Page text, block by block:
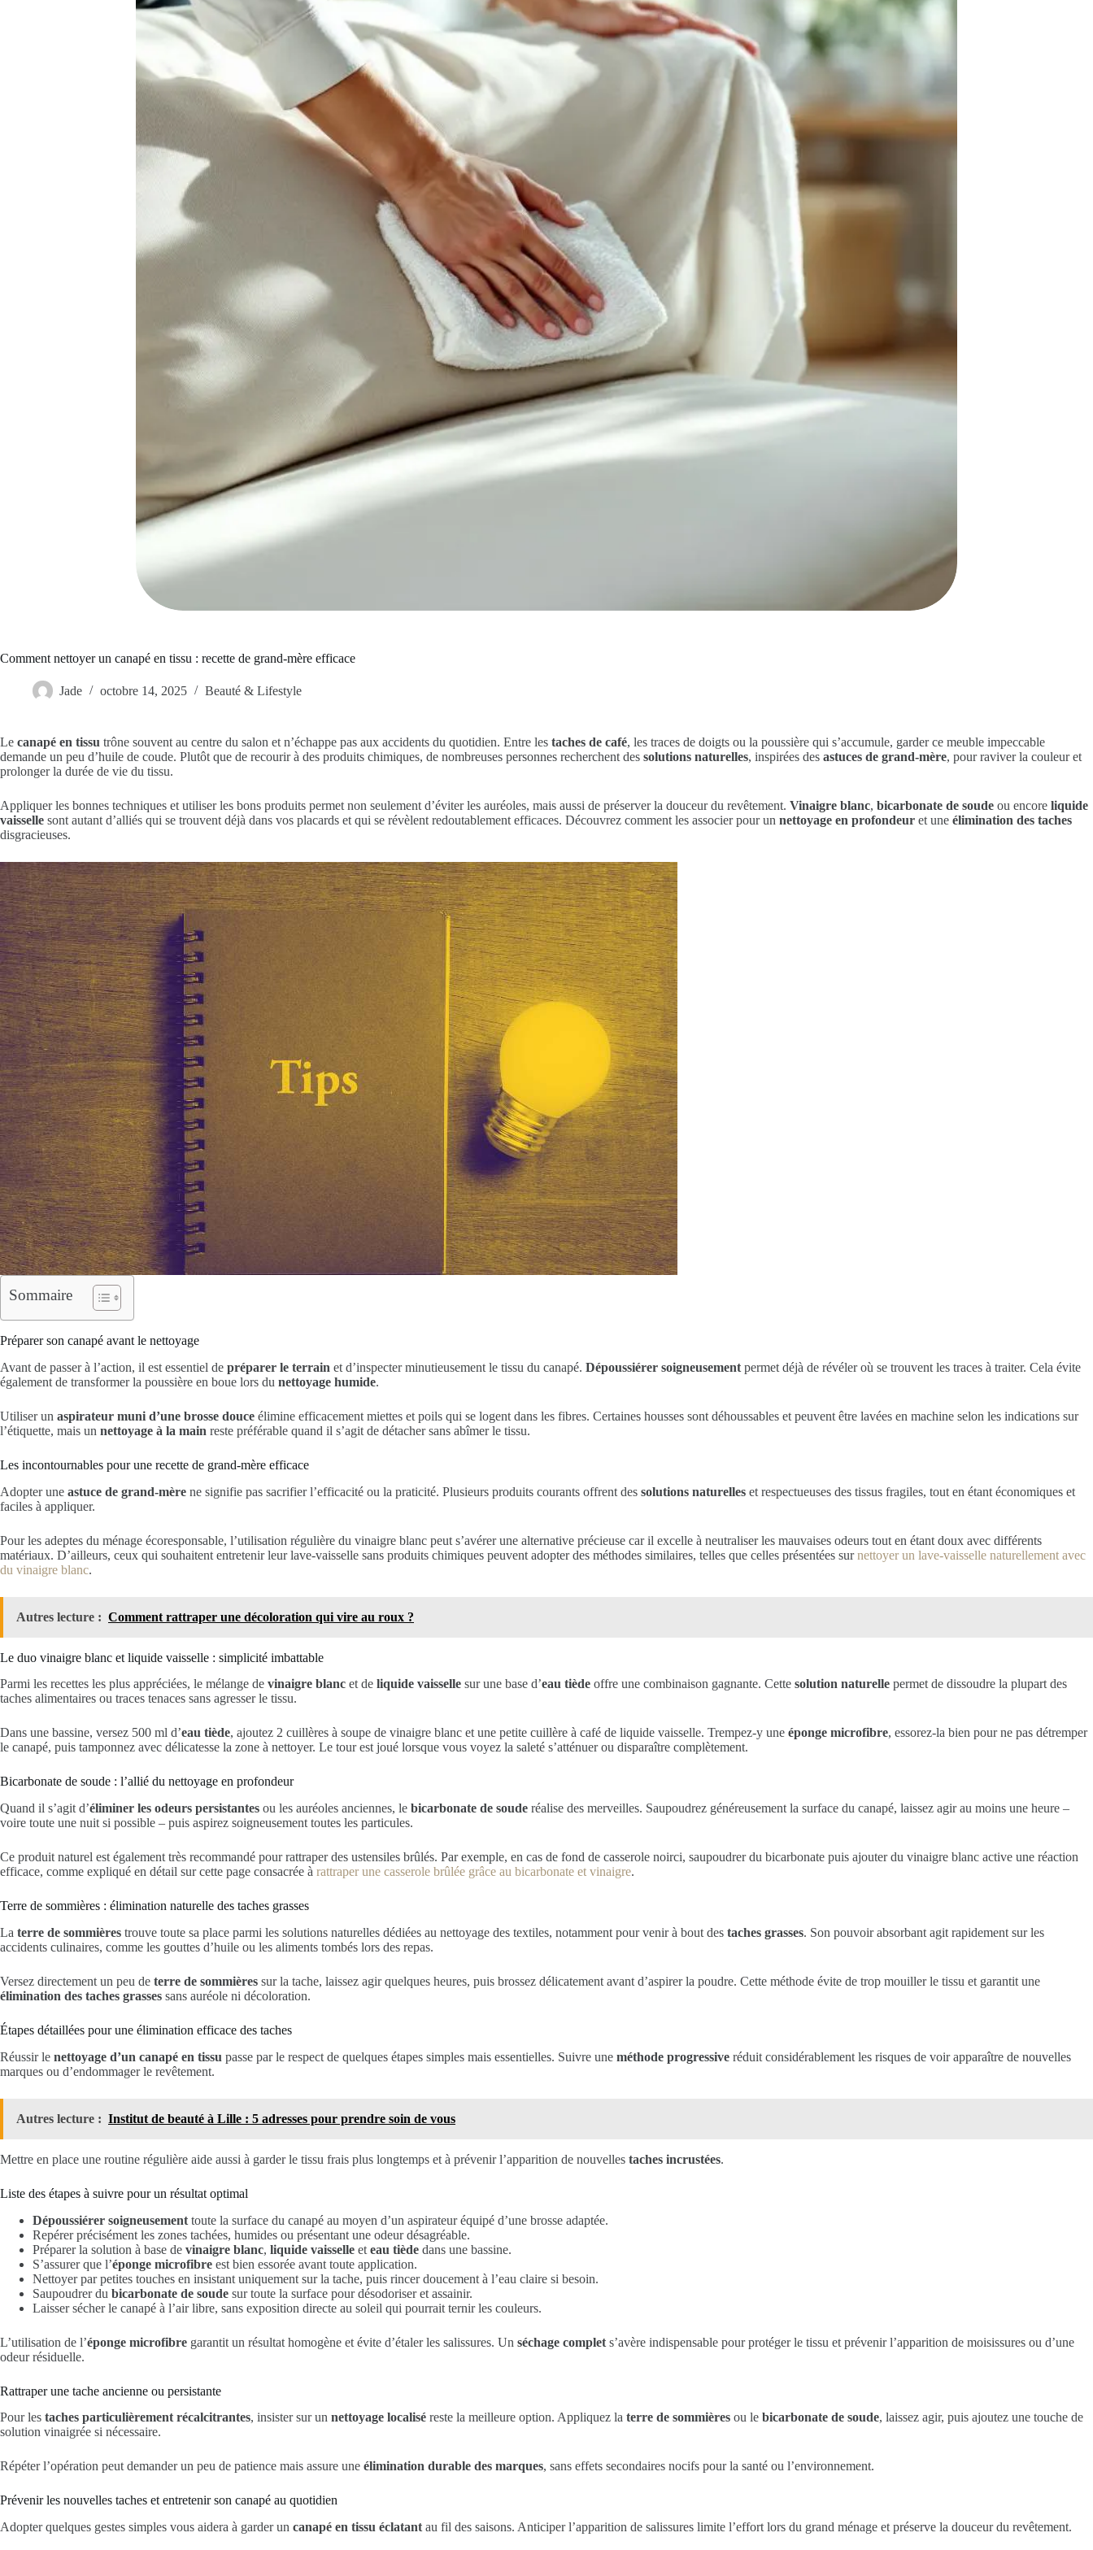
Comment nettoyer un canapé en tissu : recette de grand-mère efficace
Jade octobre 14, 2025 Beauté & Lifestyle
Le canapé en tissu trône souvent au centre du salon et n’échappe pas aux accidents du quotidien. Entre les taches de café, les traces de doigts ou la poussière qui s’accumule, garder ce meuble impeccable
demande un peu d’huile de coude. Plutôt que de recourir à des produits chimiques, de nombreuses personnes recherchent des solutions naturelles, inspirées des astuces de grand-mère, pour raviver la couleur et
prolonger la durée de vie du tissu.
Appliquer les bonnes techniques et utiliser les bons produits permet non seulement d’éviter les auréoles, mais aussi de préserver la douceur du revêtement. Vinaigre blanc, bicarbonate de soude ou encore liquide
vaisselle sont autant d’alliés qui se trouvent déjà dans vos placards et qui se révèlent redoutablement efficaces. Découvrez comment les associer pour un nettoyage en profondeur et une élimination des taches
disgracieuses.
Sommaire
Préparer son canapé avant le nettoyage
Avant de passer à l’action, il est essentiel de préparer le terrain et d’inspecter minutieusement le tissu du canapé. Dépoussiérer soigneusement permet déjà de révéler où se trouvent les traces à traiter. Cela évite
également de transformer la poussière en boue lors du nettoyage humide.
Utiliser un aspirateur muni d’une brosse douce élimine efficacement miettes et poils qui se logent dans les fibres. Certaines housses sont déhoussables et peuvent être lavées en machine selon les indications sur
l’étiquette, mais un nettoyage à la main reste préférable quand il s’agit de détacher sans abîmer le tissu.
Les incontournables pour une recette de grand-mère efficace
Adopter une astuce de grand-mère ne signifie pas sacrifier l’efficacité ou la praticité. Plusieurs produits courants offrent des solutions naturelles et respectueuses des tissus fragiles, tout en étant économiques et
faciles à appliquer.
Pour les adeptes du ménage écoresponsable, l’utilisation régulière du vinaigre blanc peut s’avérer une alternative précieuse car il excelle à neutraliser les mauvaises odeurs tout en étant doux avec différents
matériaux. D’ailleurs, ceux qui souhaitent entretenir leur lave-vaisselle sans produits chimiques peuvent adopter des méthodes similaires, telles que celles présentées surnettoyer un lave-vaisselle naturellement avec
du vinaigre blanc.
Autres lecture : Comment rattraper une décoloration qui vire au roux ?
Le duo vinaigre blanc et liquide vaisselle : simplicité imbattable
Parmi les recettes les plus appréciées, le mélange de vinaigre blanc et de liquide vaisselle sur une base d’eau tiède offre une combinaison gagnante. Cette solution naturelle permet de dissoudre la plupart des
taches alimentaires ou traces tenaces sans agresser le tissu.
Dans une bassine, versez 500 ml d’eau tiède, ajoutez 2 cuillères à soupe de vinaigre blanc et une petite cuillère à café de liquide vaisselle. Trempez-y une éponge microfibre, essorez-la bien pour ne pas détremper
le canapé, puis tamponnez avec délicatesse la zone à nettoyer. Le tour est joué lorsque vous voyez la saleté s’atténuer ou disparaître complètement.
Bicarbonate de soude : l’allié du nettoyage en profondeur
Quand il s’agit d’éliminer les odeurs persistantes ou les auréoles anciennes, le bicarbonate de soude réalise des merveilles. Saupoudrez généreusement la surface du canapé, laissez agir au moins une heure –
voire toute une nuit si possible – puis aspirez soigneusement toutes les particules.
Ce produit naturel est également très recommandé pour rattraper des ustensiles brûlés. Par exemple, en cas de fond de casserole noirci, saupoudrer du bicarbonate puis ajouter du vinaigre blanc active une réaction
efficace, comme expliqué en détail sur cette page consacrée à rattraper une casserole brûlée grâce au bicarbonate et vinaigre.
Terre de sommières : élimination naturelle des taches grasses
La terre de sommières trouve toute sa place parmi les solutions naturelles dédiées au nettoyage des textiles, notamment pour venir à bout des taches grasses. Son pouvoir absorbant agit rapidement sur les
accidents culinaires, comme les gouttes d’huile ou les aliments tombés lors des repas.
Versez directement un peu de terre de sommières sur la tache, laissez agir quelques heures, puis brossez délicatement avant d’aspirer la poudre. Cette méthode évite de trop mouiller le tissu et garantit une
élimination des taches grasses sans auréole ni décoloration.
Étapes détaillées pour une élimination efficace des taches
Réussir le nettoyage d’un canapé en tissu passe par le respect de quelques étapes simples mais essentielles. Suivre une méthode progressive réduit considérablement les risques de voir apparaître de nouvelles
marques ou d’endommager le revêtement.
Autres lecture : Institut de beauté à Lille : 5 adresses pour prendre soin de vous
Mettre en place une routine régulière aide aussi à garder le tissu frais plus longtemps et à prévenir l’apparition de nouvelles taches incrustées.
Liste des étapes à suivre pour un résultat optimal
Dépoussiérer soigneusement toute la surface du canapé au moyen d’un aspirateur équipé d’une brosse adaptée.
Repérer précisément les zones tachées, humides ou présentant une odeur désagréable.
Préparer la solution à base de vinaigre blanc, liquide vaisselle et eau tiède dans une bassine.
S’assurer que l’éponge microfibre est bien essorée avant toute application.
Nettoyer par petites touches en insistant uniquement sur la tache, puis rincer doucement à l’eau claire si besoin.
Saupoudrer du bicarbonate de soude sur toute la surface pour désodoriser et assainir.
Laisser sécher le canapé à l’air libre, sans exposition directe au soleil qui pourrait ternir les couleurs.
L’utilisation de l’éponge microfibre garantit un résultat homogène et évite d’étaler les salissures. Un séchage complet s’avère indispensable pour protéger le tissu et prévenir l’apparition de moisissures ou d’une
odeur résiduelle.
Rattraper une tache ancienne ou persistante
Pour les taches particulièrement récalcitrantes, insister sur un nettoyage localisé reste la meilleure option. Appliquez la terre de sommières ou le bicarbonate de soude, laissez agir, puis ajoutez une touche de
solution vinaigrée si nécessaire.
Répéter l’opération peut demander un peu de patience mais assure une élimination durable des marques, sans effets secondaires nocifs pour la santé ou l’environnement.
Prévenir les nouvelles taches et entretenir son canapé au quotidien
Adopter quelques gestes simples vous aidera à garder un canapé en tissu éclatant au fil des saisons. Anticiper l’apparition de salissures limite l’effort lors du grand ménage et préserve la douceur du revêtement.